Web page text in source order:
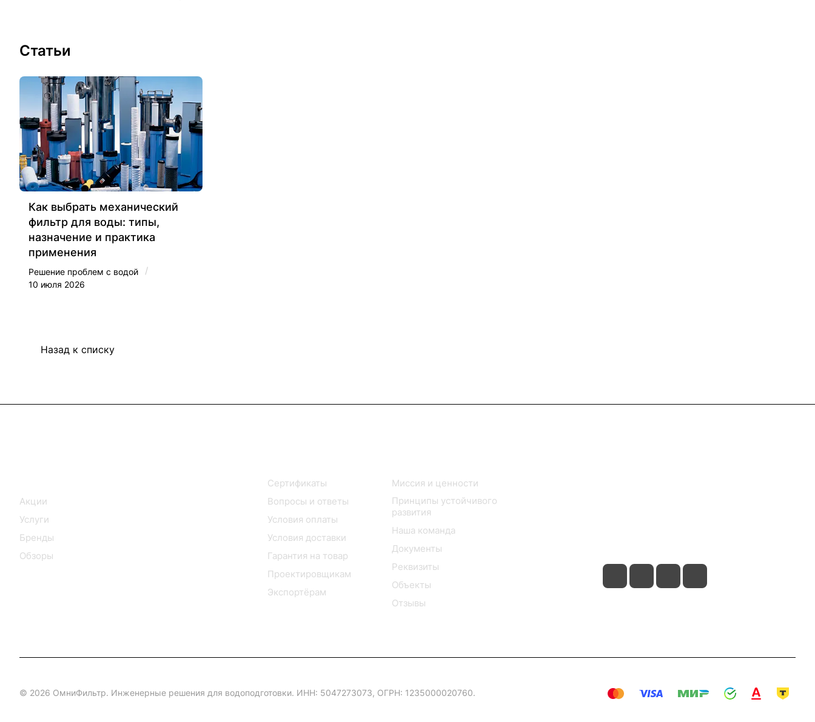
Статьи
Как выбрать механический
фильтр для воды: типы,
назначение и практика
применения
Решение проблем с водой /
10 июля 2026
Назад к списку
Акции
Услуги
Бренды
Обзоры
Сертификаты
Вопросы и ответы
Условия оплаты
Условия доставки
Гарантия на товар
Проектировщикам
Экспортёрам
Миссия и ценности
Принципы устойчивого
развития
Наша команда
Документы
Реквизиты
Объекты
Отзывы
© 2026 ОмниФильтр. Инженерные решения для водоподготовки. ИНН: 5047273073, ОГРН: 1235000020760.